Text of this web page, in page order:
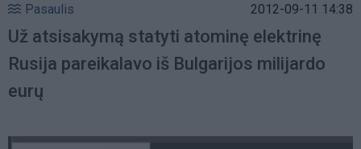
Pasaulis 2012-09-11 14:38
Už atsisakymą statyti atominę elektrinę
Rusija pareikalavo iš Bulgarijos milijardo
eurų